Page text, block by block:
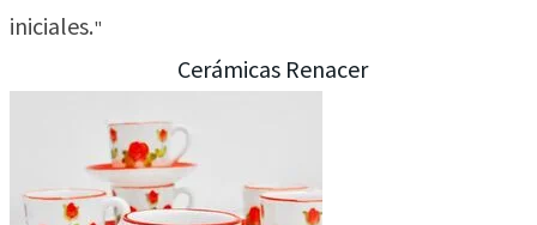
iniciales."
Cerámicas Renacer